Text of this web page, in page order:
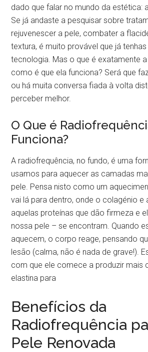
dado que falar no mundo da estética:
Se já andaste a pesquisar sobre
rejuvenescer a pele, combater a
textura, é muito provável que já
tecnologia. Mas o que é exatamente
como é que ela funciona? Será que
ou há muita conversa fiada à volta
perceber melhor.
O Que é
Funciona?
A radiofrequência, no fundo, é uma
usamos para aquecer as camadas
pele. Pensa nisto como um
vai lá para dentro, onde o colagénio e
aquelas proteínas que dão firmeza e
nossa pele – se encontram. Quando
aquecem, o corpo reage, pensando
lesão (calma, não é nada de grave!).
com que ele comece a produzir mais
elastina para
Benefícios da
Radiofrequência
Pele Renovada